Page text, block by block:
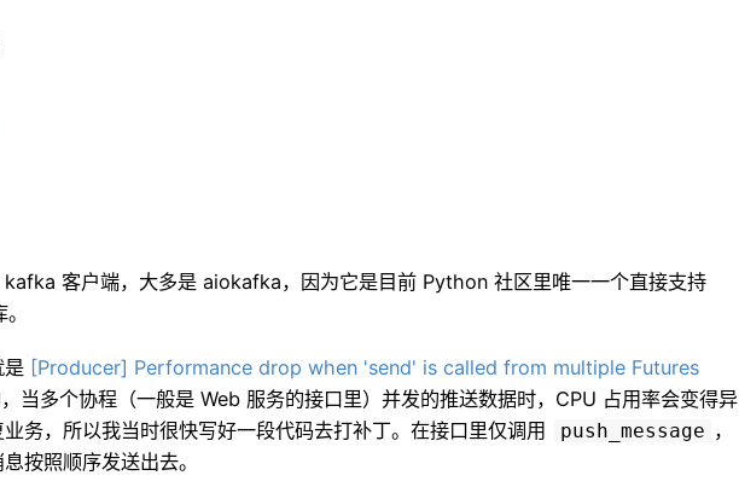
kafka 客户端， 大多是 aiokafka， 因为它是目前 Python 社区里唯一一个直接支持
。
是 [Producer] Performance drop when 'send' is called from multiple Futures
， 当多个协程（一般是 Web 服务的接口里） 并发的推送数据时， CPU 占用率会变得异
业务， 所以我当时很快写好一段代码去打补丁。 在接口里仅调用 push_message ，
按照顺序发送出去。